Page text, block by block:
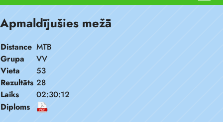
Apmaldījušies mežā
Distance MTB
Grupa
VV
Vieta
53
Rezultāts 28
Laiks
02:30:12
Diploms